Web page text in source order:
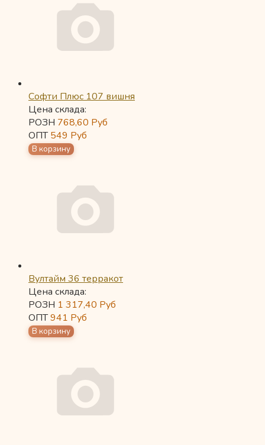
Софти Плюс 107 вишня
Цена склада:
РОЗН 768,60 Руб
ОПТ549 Руб
Вултайм 36 терракот
Цена склада:
РОЗН 1 317,40 Руб
ОПТ941 Руб